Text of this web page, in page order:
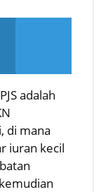
adalah
di mana
iuran kecil